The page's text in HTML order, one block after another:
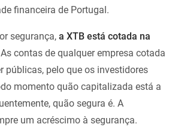
financeira de Portugal.
segurança, a XTB está cotada na
As contas de qualquer empresa cotada
públicas, pelo que os investidores
momento quão capitalizada está a
quão segura é. A
um acréscimo à segurança.